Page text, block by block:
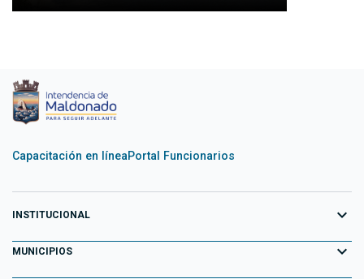
Capacitación en líneaPortal Funcionarios
INSTITUCIONAL expand_more
Equipo de Gobierno
MUNICIPIOS expand_more